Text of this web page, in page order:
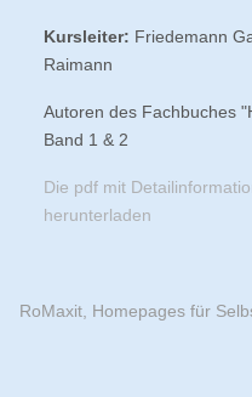
Kursleiter: Friedemann
Raimann
Autoren des Fachbuches
Band 1 & 2
Die pdf mit
herunterladen
RoMaxit, Homepages für